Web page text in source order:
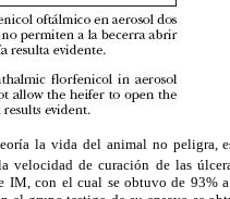
la vida del animal no peligra,
velocidad de curación de las
con el cual se obtuvo de 93%